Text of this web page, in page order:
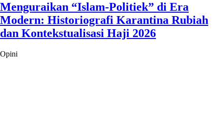
Menguraikan “Islam-Politiek” di Era
Modern: Historiografi Karantina Rubiah
dan Kontekstualisasi Haji 2026
Opini